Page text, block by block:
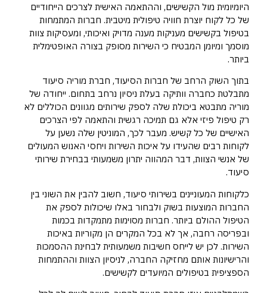
היומיומית מול הקשישים, וההתאמה האישית לצרכים הייחודיים
של כל לקוח יוצרת חוויה טיפולית מיטבית. חברות המתמחות
בטיפול בקשישים מעניקות מענה מדויק ואיכותי, ומעסיקות צוות
מוסמך ומיומן המבטיח כי השירות מסופק בצורה האופטימלית
ביותר.
בתוך השוק הרחב של חברות הסיעוד, חברת מוריה סיעוד
מתבלטת כחברה וותיקה בעלת ניסיון נרחב בתחום. ייחודה של
מוריה מתבטא ביכולת שלה לספק שירותים מגוונים הכוללים לא
רק טיפול פיזי אלא גם תמיכה רגשית והתאמה לפי הצרכים
האישיים של כל קשיש. מעבר לכך, המוניטין שלה נשען על
לקוחות רבים שהעידו על איכות השירות ויחסי האנוש המעולים
של אנשי הצוות, דבר המהווה יתרון משמעותי בבחירת שירותי
סיעוד.
כלקוחות המעוניינים בשירותי סיעוד, חשוב להבין את השוני בין
החברות המוצעות בשוק ולבחור באלו שיכולות לספק את
הטיפול ההולם ביותר. חברות מסוימות מתמקדות בכמות
ובפריסה רחבה, אך לא בכל המקרים הן מקוריות באיכות
השירות. לכן יש לייחס חשיבות משמעותית לבחינת ההסמכות
והרישיונות אותם מחזיקה החברה, לניסיון הצוות וההתמחות
הספציפית בטיפולים המיועדים לקשישים.